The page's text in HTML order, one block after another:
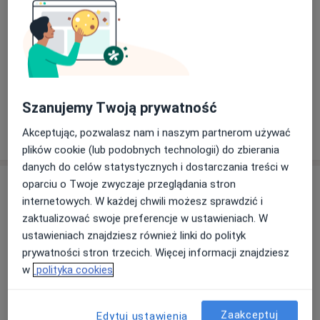
Prodent.
Uzupełnienia typu inlay, onlay
1 200 zł Szczegóły
Wypełnienie kompozytowe
Od 200 zł
W jaki sposób ustalane są ceny?
Adresy (2)
Adres 1 Adres 2
BELWEDERSKA 13 stomatologia Poznań
Szanujemy Twoją prywatność
Akceptując, pozwalasz nam i naszym partnerom używać
plików cookie (lub podobnych technologii) do zbierania
danych do celów statystycznych i dostarczania treści w
oparciu o Twoje zwyczaje przeglądania stron
internetowych. W każdej chwili możesz sprawdzić i
zaktualizować swoje preferencje w ustawieniach. W
ustawieniach znajdziesz również linki do polityk
prywatności stron trzecich. Więcej informacji znajdziesz
w polityka cookies
Edytuj ustawienia Zaakceptuj